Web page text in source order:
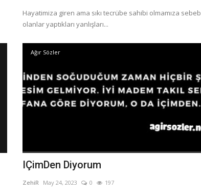
Hayatimiza giren ama sıkı tecrübe sahibi olmamıza sebeb
olanlar yaptıkları yanlışları...
Ağır Sözler
IÇimDen Diyorum
ZehiR May 24, 2023 0 197